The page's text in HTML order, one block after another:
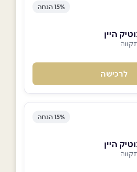
15% הנחה
לרכישה
15% הנחה